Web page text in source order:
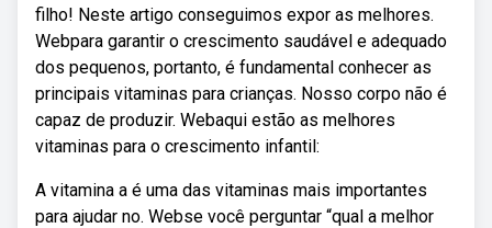
filho! Neste artigo conseguimos expor as melhores.
Webpara garantir o crescimento saudável e adequado
dos pequenos, portanto, é fundamental conhecer as
principais vitaminas para crianças. Nosso corpo não é
capaz de produzir. Webaqui estão as melhores
vitaminas para o crescimento infantil:
A vitamina a é uma das vitaminas mais importantes
para ajudar no. Webse você perguntar “qual a melhor